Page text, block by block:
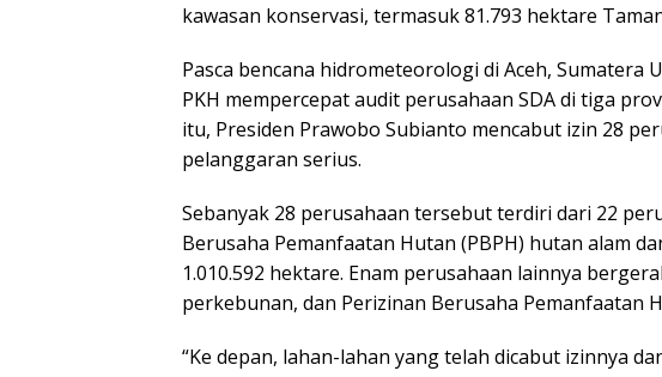
kawasan konservasi, termasuk 81.793 hektare
Pasca bencana hidrometeorologi di Aceh, Sumatera
PKH mempercepat audit perusahaan SDA di tiga
itu, Presiden Prawobo Subianto mencabut izin 28
pelanggaran serius.
Sebanyak 28 perusahaan tersebut terdiri dari 22
Berusaha Pemanfaatan Hutan (PBPH) hutan alam
1.010.592 hektare. Enam perusahaan lainnya
perkebunan, dan Perizinan Berusaha Pemanfaatan
“Ke depan, lahan-lahan yang telah dicabut izinnya